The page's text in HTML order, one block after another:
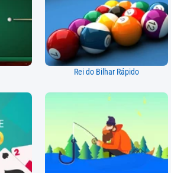
Rei do Bilhar Rápido